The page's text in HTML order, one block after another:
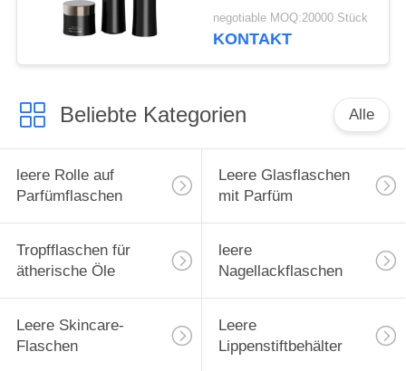
undurchsichtige PETG-
Flaschen,
negotiable MOQ:20000 Stück
KONTAKT
Beliebte Kategorien Alle
leere Rolle auf
Parfümflaschen
Leere Glasflaschen
mit Parfüm
Tropfflaschen für
ätherische Öle
leere
Nagellackflaschen
Leere Skincare-
Flaschen
Leere
Lippenstiftbehälter